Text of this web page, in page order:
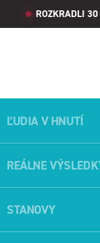
ROZKRADLI
VYHRÁVA
ĽUDIA V HNUTÍ
REÁLNE
STANOVY